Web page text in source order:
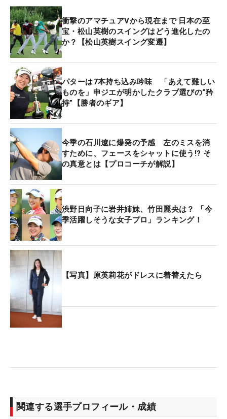
衝撃のアマチュアVから現在まで 日本の至
宝・松山英樹のスイングはどう進化したの
か？【松山英樹スイング変遷】
パターは7本持ち込み吟味 「あえて難しい
ものを」申ジエが明かしたクラブ選びの“矜
持”【勝者のギア】
今季の石川遼に爆発の予感 左のミスを消
すために、フェースをシャットに使う!? そ
の真意とは【プロコーチが解説】
渋野日向子に岩井姉妹、竹田麗央は？ 「今
季活躍しそうな女子プロ」ランキング！
【写真】原英莉花がドレスに着替えたら
関連する選手プロフィール・成績